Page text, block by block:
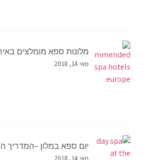
מלונות ספא מומלצים
מאי 14, 2018
יום ספא במלון –המדריך